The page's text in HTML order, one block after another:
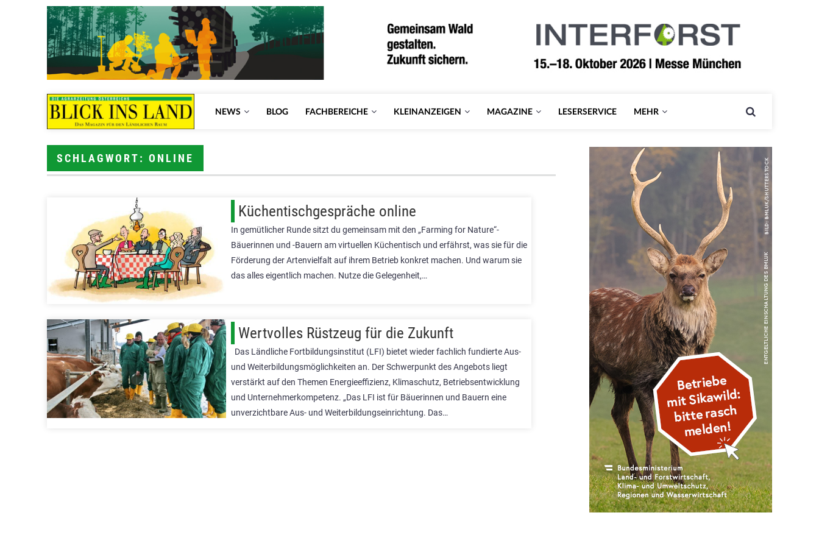
NEWS BLOG FACHBEREICHE KLEINANZEIGEN MAGAZINE LESERSERVICE MEHR
SCHLAGWORT: ONLINE
Küchentischgespräche online
In gemütlicher Runde sitzt du gemeinsam mit den „Farming for Nature“-
Bäuerinnen und -Bauern am virtuellen Küchentisch und erfährst, was sie für die
Förderung der Artenvielfalt auf ihrem Betrieb konkret machen. Und warum sie
das alles eigentlich machen. Nutze die Gelegenheit,…
Wertvolles Rüstzeug für die Zukunft
Das Ländliche Fortbildungsinstitut (LFI) bietet wieder fachlich fundierte Aus-
und Weiterbildungsmöglichkeiten an. Der Schwerpunkt des Angebots liegt
verstärkt auf den Themen Energieeffizienz, Klimaschutz, Betriebsentwicklung
und Unternehmerkompetenz. „Das LFI ist für Bäuerinnen und Bauern eine
unverzichtbare Aus- und Weiterbildungseinrichtung. Das…